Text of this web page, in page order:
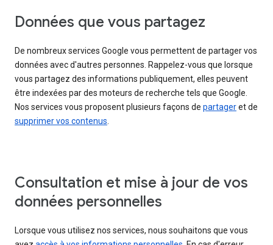
Données que vous partagez
De nombreux services Google vous permettent de partager vos
données avec d'autres personnes. Rappelez-vous que lorsque
vous partagez des informations publiquement, elles peuvent
être indexées par des moteurs de recherche tels que Google.
Nos services vous proposent plusieurs façons de partageret de
supprimer vos contenus.
Consultation et mise à jour de vos
données personnelles
Lorsque vous utilisez nos services, nous souhaitons que vous